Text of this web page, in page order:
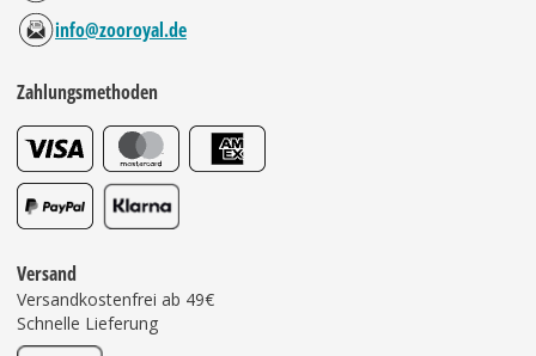
info@zooroyal.de
Zahlungsmethoden
Versand
Versandkostenfrei ab 49€
Schnelle Lieferung